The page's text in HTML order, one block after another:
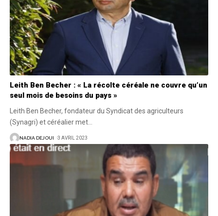
Leith Ben Becher : « La récolte céréale ne couvre qu’un
seul mois de besoins du pays »
Leith Ben Becher, fondateur du Syndicat des agriculteurs
(Synagri) et céréalier met…
NADIA DEJOUI 3 AVRIL 2023